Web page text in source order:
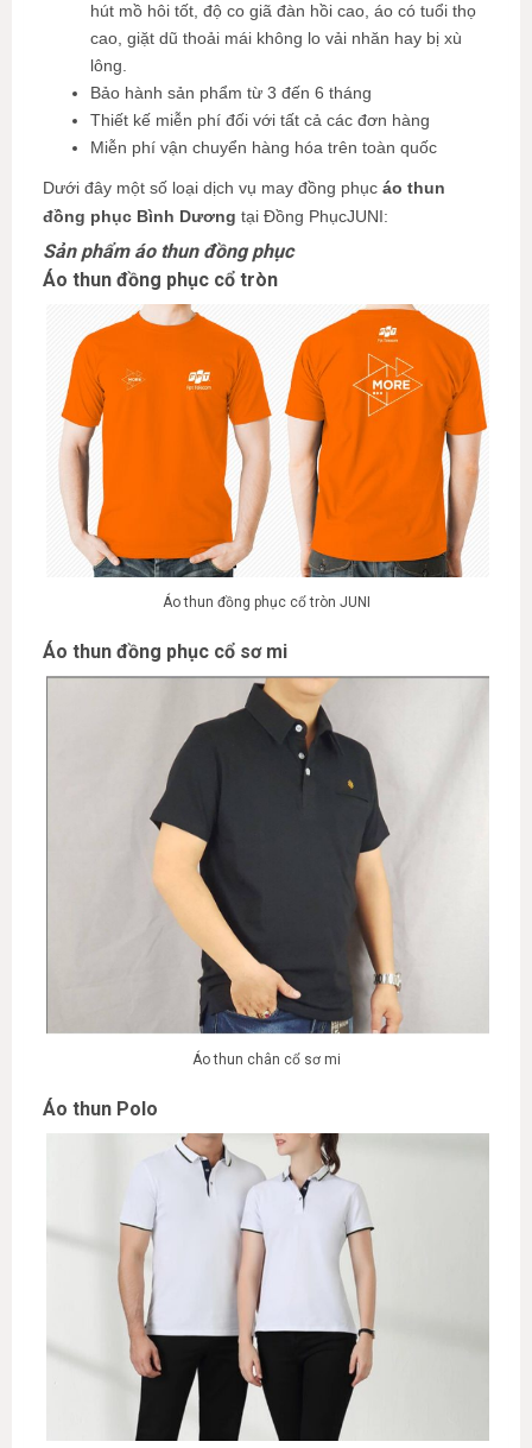
hút mồ hôi tốt, độ co giã đàn hồi cao, áo có tuổi thọ
cao, giặt dũ thoải mái không lo vải nhăn hay bị xù
lông
Bảo hành sản phẩm từ 3 đến 6 tháng
Thiết kế miễn phí đối với tất cả các đơn hàng
Miễn phí vận chuyển hàng hóa trên toàn quốc
Dưới đây một số loại dịch vụ may đồng phục áo thun
đồng phục Bình Dương tại Đồng PhụcJUNI:
Sản phẩm áo thun đồng phục
Áo thun đồng phục cổ tròn
Áo thun đồng phục cổ tròn JUNI
Áo thun đồng phục cổ sơ mi
Áo thun chân cổ sơ mi
Áo thun Polo